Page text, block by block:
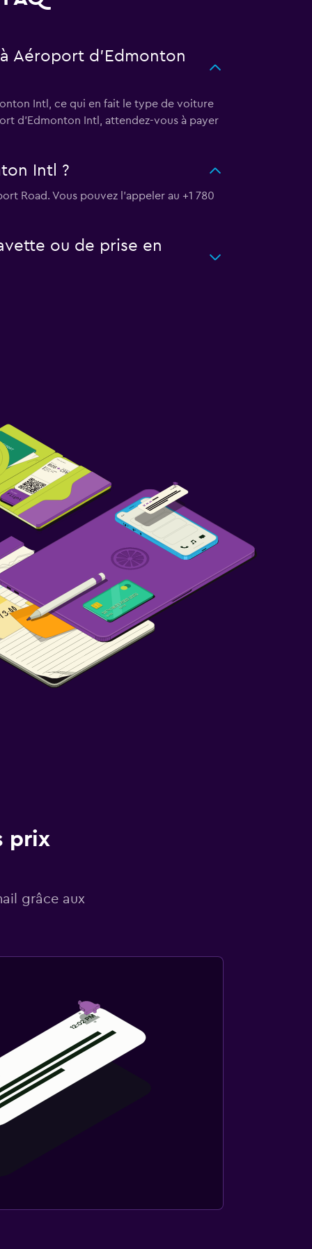
Aéroport d'Edmonton
Intl, ce qui en fait le type de voiture
d'Edmonton Intl, attendez-vous à payer
Intl ?
Road. Vous pouvez l’appeler au +1 780
ou de prise en
prix
grâce aux